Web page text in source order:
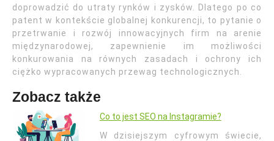
doprowadzić do utraty rynków i zysków. Dlatego po co
patent w kontekście globalnej konkurencji, to pytanie o
przetrwanie i rozwój innowacyjnych firm na arenie
międzynarodowej, zapewnienie im możliwości
konkurowania na równych zasadach i ochrony ich
ciężko wypracowanych przewag technologicznych.
Zobacz także
Co to jest SEO na Instagramie?
W dzisiejszym cyfrowym świecie,